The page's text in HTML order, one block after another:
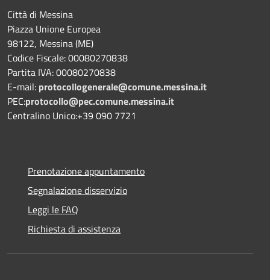
Città di Messina
Piazza Unione Europea
98122, Messina (ME)
Codice Fiscale: 00080270838
Partita IVA: 00080270838
E-mail: protocollogenerale@comune.messina.it
PEC:protocollo@pec.comune.messina.it
Centralino Unico:+39 090 7721
Prenotazione appuntamento
Segnalazione disservizio
Leggi le FAQ
Richiesta di assistenza